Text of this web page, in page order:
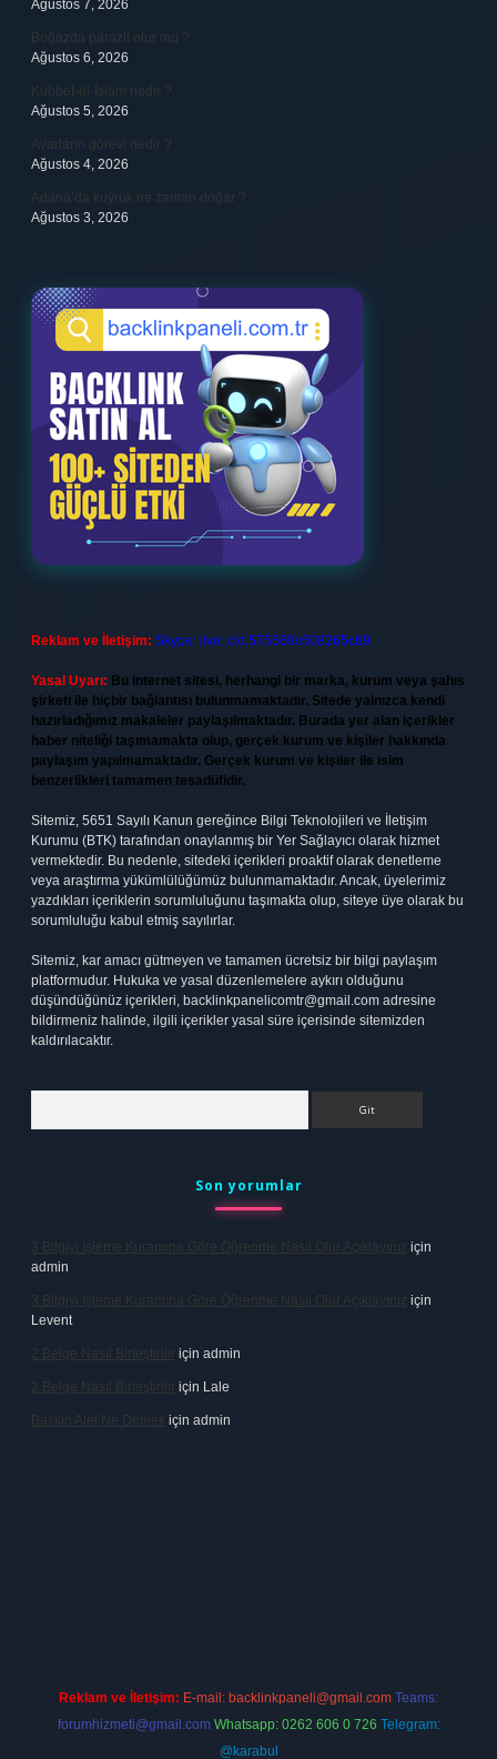
Ağustos 7, 2026
Boğazda parazit olur mu ?
Ağustos 6, 2026
Kubbet-ül-İslam nedir ?
Ağustos 5, 2026
Avarların görevi nedir ?
Ağustos 4, 2026
Adana’da kuyruk ne zaman doğar ?
Ağustos 3, 2026
Reklam ve İletişim: Skype: live:.cid.575569c608265c69
Yasal Uyarı: Bu internet sitesi, herhangi bir marka, kurum veya şahıs
şirketi ile hiçbir bağlantısı bulunmamaktadır. Sitede yalnızca kendi
hazırladığımız makaleler paylaşılmaktadır. Burada yer alan içerikler
haber niteliği taşımamakta olup, gerçek kurum ve kişiler hakkında
paylaşım yapılmamaktadır. Gerçek kurum ve kişiler ile isim
benzerlikleri tamamen tesadüfidir.
Sitemiz, 5651 Sayılı Kanun gereğince Bilgi Teknolojileri ve İletişim
Kurumu (BTK) tarafından onaylanmış bir Yer Sağlayıcı olarak hizmet
vermektedir. Bu nedenle, sitedeki içerikleri proaktif olarak denetleme
veya araştırma yükümlülüğümüz bulunmamaktadır. Ancak, üyelerimiz
yazdıkları içeriklerin sorumluluğunu taşımakta olup, siteye üye olarak bu
sorumluluğu kabul etmiş sayılırlar.
Sitemiz, kar amacı gütmeyen ve tamamen ücretsiz bir bilgi paylaşım
platformudur. Hukuka ve yasal düzenlemelere aykırı olduğunu
düşündüğünüz içerikleri, backlinkpanelicomtr@gmail.com adresine
bildirmeniz halinde, ilgili içerikler yasal süre içerisinde sitemizden
kaldırılacaktır.
Son yorumlar
3 Bilgiyi Işleme Kuramına Göre Öğrenme Nasıl Olur Açıklayınız için
admin
3 Bilgiyi Işleme Kuramına Göre Öğrenme Nasıl Olur Açıklayınız için
Levent
2 Belge Nasıl Birleştirilir için admin
2 Belge Nasıl Birleştirilir için Lale
Baskın Alel Ne Demek için admin
Reklam ve İletişim: E-mail: backlinkpaneli@gmail.com Teams:
forumhizmeti@gmail.com Whatsapp: 0262 606 0 726 Telegram:
@karabul